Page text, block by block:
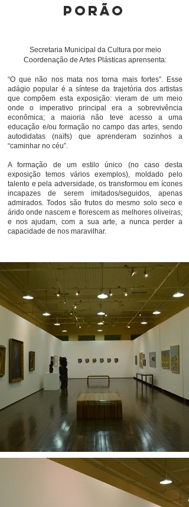
porão
Secretaria Municipal da Cultura por meio
Coordenação de Artes Plásticas aprensenta:
“O que não nos mata nos torna mais fortes”. Esse
adágio popular é a síntese da trajetória dos artistas
que compõem esta exposição: vieram de um meio
onde o imperativo principal era a sobrevivência
econômica; a maioria não teve acesso a uma
educação e/ou formação no campo das artes, sendo
autodidatas (naïfs) que aprenderam sozinhos a
“caminhar no céu”.
A formação de um estilo único (no caso desta
exposição temos vários exemplos), moldado pelo
talento e pela adversidade, os transformou em ícones
incapazes de serem imitados/seguidos, apenas
admirados. Todos são frutos do mesmo solo seco e
árido onde nascem e florescem as melhores oliveiras;
e nos ajudam, com a sua arte, a nunca perder a
capacidade de nos maravilhar.